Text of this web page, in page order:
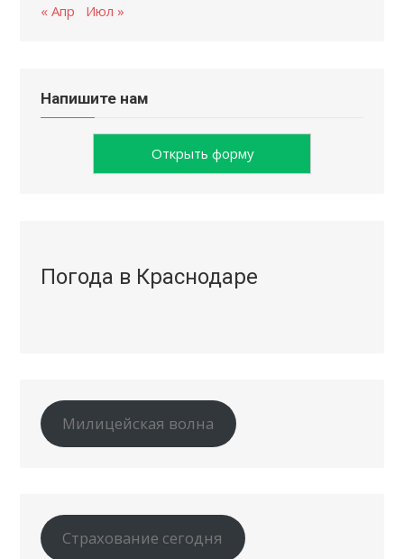
« Апр Июл »
Напишите нам
Открыть форму
Погода в Краснодаре
Милицейская волна
Страхование сегодня